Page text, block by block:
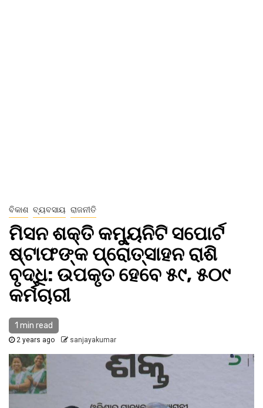
ବିକାଶ ବ୍ୟବସାୟ ରାଜନୀତି
ମିସନ ଶକ୍ତି କମ୍ୟୁନିଟି ସପୋର୍ଟ
ଷ୍ଟାଫଙ୍କ ପ୍ରୋତ୍ସାହନ ରାଶି
ବୃଦ୍ଧି: ଉପକୃତ ହେବେ ୫୯, ୫୦୯
କର୍ମଚାରୀ
1 min read
2 years ago sanjayakumar